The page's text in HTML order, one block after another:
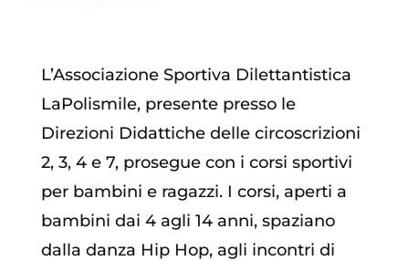
L’Associazione Sportiva Dilettantistica
LaPolismile, presente presso le
Direzioni Didattiche delle circoscrizioni
2, 3, 4 e 7, prosegue con i corsi sportivi
per bambini e ragazzi. I corsi, aperti a
bambini dai 4 agli 14 anni, spaziano
dalla danza Hip Hop, agli incontri di